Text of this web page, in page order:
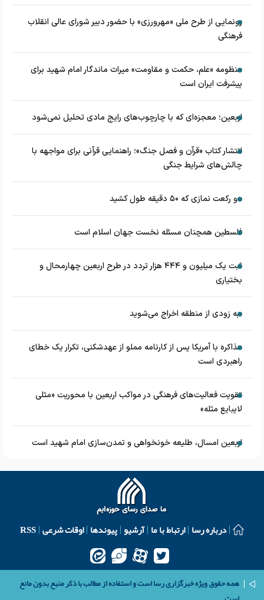
رونمایی از طرح ملی «مهرورزی» با حضور دبیر شورای عالی انقلاب
فرهنگی
منظومه «علم، حکمت و مقاومت» میراث ماندگار امام شهید برای
پیشرفت ایران است
اربعین؛ معجزه‌ای که با چارچوب‌های رایج مادی تحلیل نمی‌شود
انتشار کتاب «قرآن و فصل جنگ»؛ راهنمایی قرآنی برای مواجهه با
چالش‌های شرایط جنگی
دو رکعت نمازی که ۵۰ دقیقه طول کشید
فلسطین همچنان مسئله نخست جهان اسلام است
ثبت یک میلیون و ۴۴۴ هزار تردد در طرح اربعین چهارمحال و
بختیاری
به زودی از منطقه اخراج می‌شوید
مذاکره با آمریکا پس از کارنامه مملو از عهدشکنی، تکرار یک خطای
راهبردی است
تقویت فعالیت‌های فرهنگی در مواکب اربعین با محوریت «مثلی
لایبایع مثله»
اربعین امسال، طلیعه خونخواهی و تمدن‌سازی امام شهید است
درباره رسا ارتباط با ما آرشیو پیوندها اوقات شرعی RSS
همه حقوق ویژه خبرگزاری رسا است و استفاده از مطالب با ذکر منبع بدون مانع